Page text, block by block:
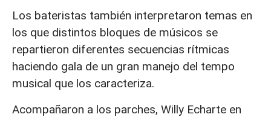
Los bateristas también interpretaron temas en
los que distintos bloques de músicos se
repartieron diferentes secuencias rítmicas
haciendo gala de un gran manejo del tempo
musical que los caracteriza.
Acompañaron a los parches, Willy Echarte en